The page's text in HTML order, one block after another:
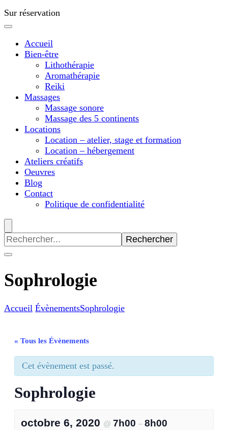
Sur réservation
Accueil
Bien-être
Lithothérapie
Aromathérapie
Reiki
Massages
Massage sonore
Massage des 5 continents
Locations
Location – atelier, stage et formation
Location – hébergement
Ateliers créatifs
Oeuvres
Blog
Contact
Politique de confidentialité
Recherche
pour
:
Sophrologie
Accueil ÉvènementsSophrologie
« Tous les Évènements
Cet évènement est passé.
Sophrologie
octobre 6, 2020 @ 7h00 – 8h00